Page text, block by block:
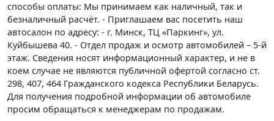
способы оплаты: Мы принимаем как наличный, так и
безналичный расчёт. - Приглашаем вас посетить наш
автосалон по адресу: - г. Минск, ТЦ «Паркинг», ул.
Куйбышева 40. - Отдел продаж и осмотр автомобилей – 5-й
этаж. Сведения носят информационный характер, и не в
коем случае не являются публичной офертой согласно ст.
298, 407, 464 Гражданского кодекса Республики Беларусь.
Для получения подробной информации об автомобиле
просим обращаться к менеджерам по продажам.